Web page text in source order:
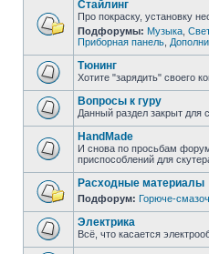
Стайлинг
Про покраску, установку
Подфорумы: Музыка
Приборная панель
Тюнинг
Хотите "зарядить" своего
Вопросы к гуру
Данный раздел закрыт для
HandMade
И снова по просьбам
приспособлений для
Расходные материалы
Подфорум: Горюче-
Электрика
Всё, что касается